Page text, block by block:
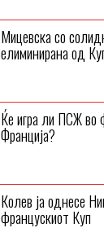
Мицевска со
елиминирана од
Ќе игра ли ПСЖ во
Франција?
Колев ја однесе
францускиот Куп